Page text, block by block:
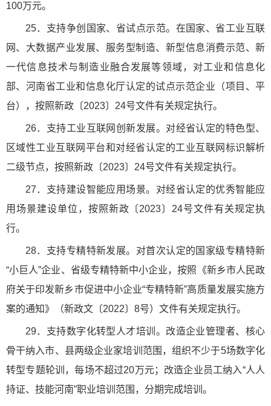
100万元。
25．支持争创国家、省试点示范。在国家、省工业互联
网、大数据产业发展、服务型制造、新型信息消费示范、新
一代信息技术与制造业融合发展等领域，对工业和信息化
部、河南省工业和信息化厅认定的试点示范企业（项目、平
台），按照新政〔2023〕24号文件有关规定执行。
26．支持工业互联网创新发展。对经省认定的特色型、
区域性工业互联网平台和对经省认定的工业互联网标识解析
二级节点，按照新政〔2023〕24号文件有关规定执行。
27．支持建设智能应用场景。对经省认定的优秀智能应
用场景建设单位，按照新政〔2023〕24号文件有关规定执
行。
28．支持专精特新发展。对首次认定的国家级专精特新
“小巨人”企业、省级专精特新中小企业，按照《新乡市人民政
府关于印发新乡市促进中小企业“专精特新”高质量发展实施方
案的通知》（新政文〔2022〕8号）文件有关规定执行。
29．支持数字化转型人才培训。改造企业管理者、核心
骨干纳入市、县两级企业家培训范围，组织不少于5场数字化
转型专题轮训，每场不超过20万元；改造企业员工纳入“人人
持证、技能河南”职业培训范围，分期完成培训。